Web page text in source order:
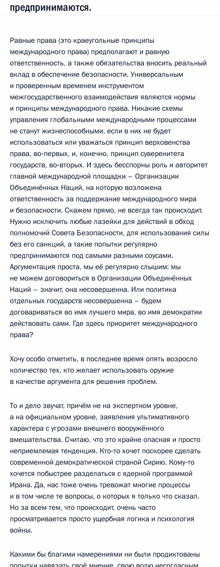
предпринимаются.
Равные права (это краеугольные принципы
международного права) предполагают и равную
ответственность, а также обязательства вносить реальный
вклад в обеспечение безопасности. Универсальным
и проверенным временем инструментом
межгосударственного взаимодействия являются нормы
и принципы международного права. Никакие схемы
управления глобальными международными процессами
не станут жизнеспособными, если в них не будет
использоваться или уважаться принцип верховенства
права, во‑первых, и, конечно, принцип суверенитета
государств, во‑вторых. И здесь бесспорны роль и авторитет
главной международной площадки – Организации
Объединённых Наций, на которую возложена
ответственность за поддержание международного мира
и безопасности. Скажем прямо, не всегда так происходит.
Нужно исключить любые лазейки для действий в обход
полномочий Совета Безопасности, для использования силы
без его санкций, а такие попытки регулярно
предпринимаются под самыми разными соусами.
Аргументация проста, мы её регулярно слышим: мы
не можем договориться в Организации Объединённых
Наций – значит, она несовершенна. Или политика
отдельных государств несовершенна – будем
договариваться во имя лучшего мира, во имя демократии
действовать сами. Где здесь приоритет международного
права?
Хочу особо отметить, в последнее время опять возросло
количество тех, кто желает использовать оружие
в качестве аргумента для решения проблем.
То и дело звучат, причём не на экспертном уровне,
а на официальном уровне, заявления ультимативного
характера с угрозами внешнего вооружённого
вмешательства. Считаю, что это крайне опасная и просто
неприемлемая тенденция. Кто‑то хочет поскорее сделать
современной демократической страной Сирию. Кому‑то
хочется побыстрее разделаться с ядерной программой
Ирана. Да, нас тоже очень тревожат многие процессы
и в том числе те вопросы, о которых я только что сказал.
Но за всем тем, что происходит, очень часто
просматривается просто ущербная логика и психология
войны.
Какими бы благими намерениями ни были продиктованы